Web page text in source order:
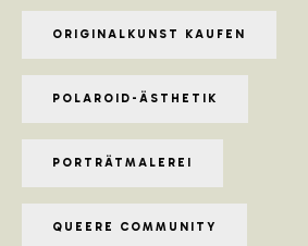
ORIGINALKUNST KAUFEN
POLAROID-ÄSTHETIK
PORTRÄTMALEREI
QUEERE COMMUNITY